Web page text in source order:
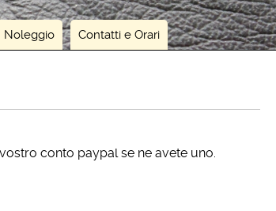
Noleggio Contatti e Orari
conto paypal se ne avete uno.